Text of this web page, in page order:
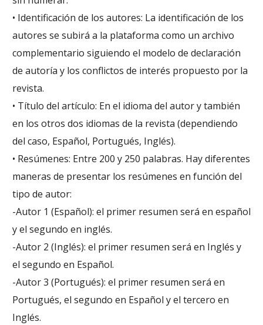
• Identificación de los autores: La identificación de los
autores se subirá a la plataforma como un archivo
complementario siguiendo el modelo de declaración
de autoría y los conflictos de interés propuesto por la
revista.
• Título del artículo: En el idioma del autor y también
en los otros dos idiomas de la revista (dependiendo
del caso, Español, Portugués, Inglés).
• Resúmenes: Entre 200 y 250 palabras. Hay diferentes
maneras de presentar los resúmenes en función del
tipo de autor:
-Autor 1 (Español): el primer resumen será en español
y el segundo en inglés.
-Autor 2 (Inglés): el primer resumen será en Inglés y
el segundo en Español.
-Autor 3 (Portugués): el primer resumen será en
Portugués, el segundo en Español y el tercero en
Inglés.